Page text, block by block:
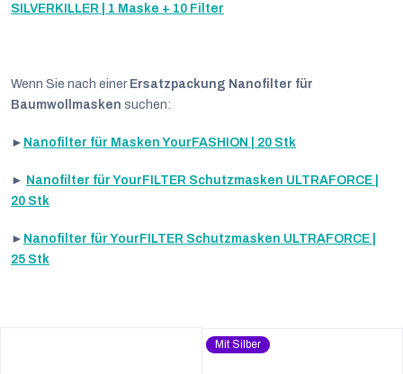
SILVERKILLER | 1 Maske + 10 Filter
Wenn Sie nach einer Ersatzpackung Nanofilter für
Baumwollmasken suchen:
► Nanofilter für Masken YourFASHION | 20 Stk
► Nanofilter für YourFILTER Schutzmasken ULTRAFORCE |
20 Stk
► Nanofilter für YourFILTER Schutzmasken ULTRAFORCE |
25 Stk
Mit Silber